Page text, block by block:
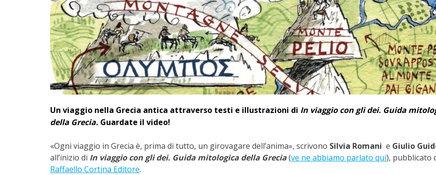
Un viaggio nella Grecia antica attraverso testi e illustrazioni di In viaggio con gli dei. Guida
della Grecia. Guardate il video!
«Ogni viaggio in Grecia è, prima di tutto, un girovagare dell’anima», scrivono Silvia Romani e Giulio
all’inizio di In viaggio con gli dei. Guida mitologica della Grecia(ve ne abbiamo parlato qui), pubblicato
Raffaello Cortina Editore.